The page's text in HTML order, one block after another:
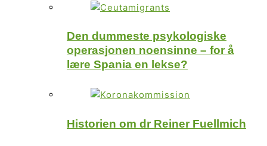
Den dummeste psykologiske
operasjonen noensinne – for å
lære Spania en lekse?
Historien om dr Reiner Fuellmich